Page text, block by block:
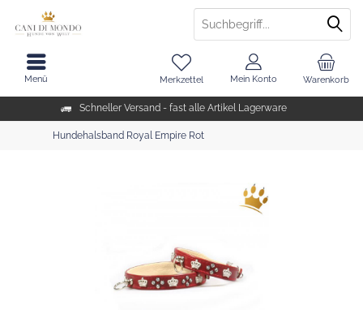
Schneller Versand - fast alle Artikel Lagerware
Warenkorb
Merkzettel Mein Konto
Menü
Hundehalsband Royal Empire Rot